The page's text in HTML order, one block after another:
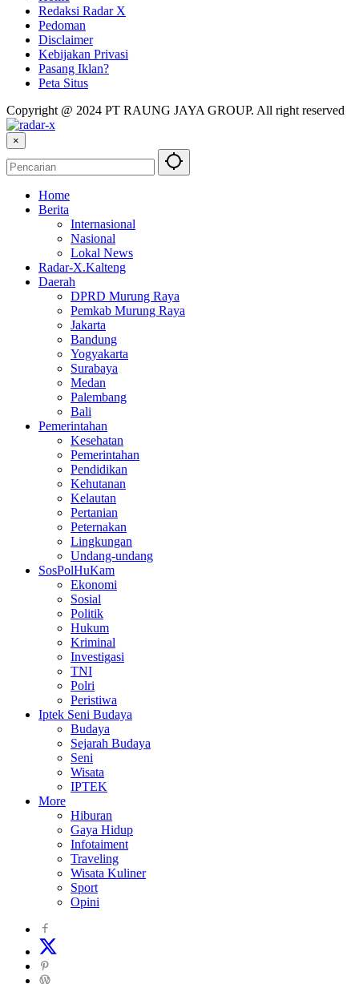
Redaksi Radar X
Pedoman
Disclaimer
Kebijakan Privasi
Pasang Iklan?
Peta Situs
Copyright @ 2024 PT RAUNG JAYA GROUP. All right reserved
×
Home
Berita
Internasional
Nasional
Lokal News
Radar-X.Kalteng
Daerah
DPRD Murung Raya
Pemkab Murung Raya
Jakarta
Bandung
Yogyakarta
Surabaya
Medan
Palembang
Bali
Pemerintahan
Kesehatan
Pemerintahan
Pendidikan
Kehutanan
Kelautan
Pertanian
Peternakan
Lingkungan
Undang-undang
SosPolHuKam
Ekonomi
Sosial
Politik
Hukum
Kriminal
Investigasi
TNI
Polri
Peristiwa
Iptek Seni Budaya
Budaya
Sejarah Budaya
Seni
Wisata
IPTEK
More
Hiburan
Gaya Hidup
Infotaiment
Traveling
Wisata Kuliner
Sport
Opini